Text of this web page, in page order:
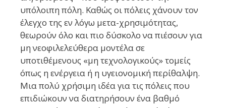
υπόλοιπη πόλη. Καθώς οι πόλεις χάνουν τον
έλεγχο της εν λόγω μετα-χρησιμότητας,
θεωρούν όλο και πιο δύσκολο να πιέσουν για
μη νεοφιλελεύθερα μοντέλα σε
υποτιθέμενους «μη τεχνολογικούς» τομείς
όπως η ενέργεια ή η υγειονομική περίθαλψη.
Μια πολύ χρήσιμη ιδέα για τις πόλεις που
επιδιώκουν να διατηρήσουν ένα βαθμό